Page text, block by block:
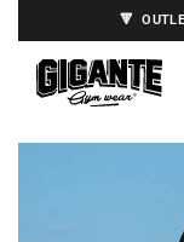
🔻
🇪🇺ENVIOS